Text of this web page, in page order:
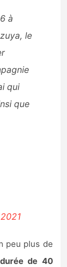
à
le
qui
que
peu plus de
durée de 40